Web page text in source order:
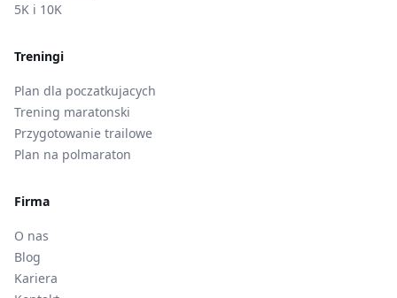
5K i 10K
Treningi
Plan dla poczatkujacych
Trening maratonski
Przygotowanie trailowe
Plan na polmaraton
Firma
O nas
Blog
Kariera